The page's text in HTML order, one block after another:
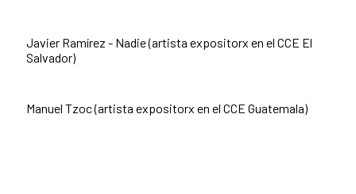
Javier Ramírez - Nadie (artista expositorx en el CCE El
Salvador)
Manuel Tzoc (artista expositorx en el CCE Guatemala)